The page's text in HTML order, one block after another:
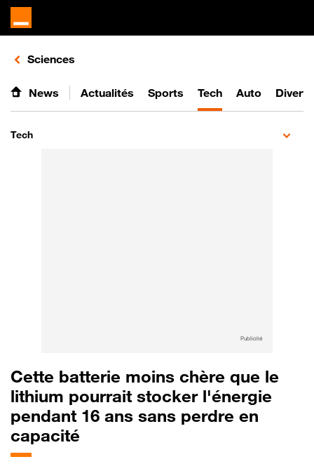
Retours vers le listing d'articles de la catégorie
Sciences
News Actualités Sports Tech Auto
Tech
Publicité
Cette batterie moins chère que le
lithium pourrait stocker l'énergie
pendant 16 ans sans perdre en
capacité